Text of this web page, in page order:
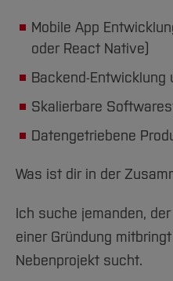
Mobile App
oder React Native)
Backend-Entwicklung
Skalierbare
Datengetriebene
Was ist dir in der
Ich suche jemanden,
einer Gründung
Nebenprojekt sucht.